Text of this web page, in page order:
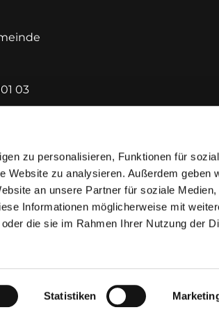
zu personalisieren, Funktionen für
Website zu analysieren. Außerdem geben
an unsere Partner für soziale Medien,
Informationen möglicherweise mit
die sie im Rahmen Ihrer Nutzung der
Statistiken
03
ChurchDesk-